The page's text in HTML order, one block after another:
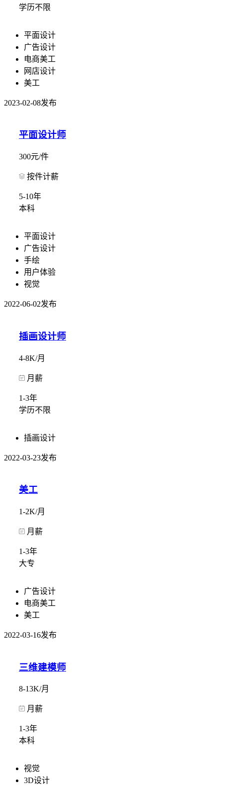
学历不限
平面设计
广告设计
电商美工
网店设计
美工
2023-02-08发布
平面设计师
300元/件
按件计薪
5-10年
本科
平面设计
广告设计
手绘
用户体验
视觉
2022-06-02发布
插画设计师
4-8K/月
月薪
1-3年
学历不限
插画设计
2022-03-23发布
美工
1-2K/月
月薪
1-3年
大专
广告设计
电商美工
美工
2022-03-16发布
三维建模师
8-13K/月
月薪
1-3年
本科
视觉
3D设计